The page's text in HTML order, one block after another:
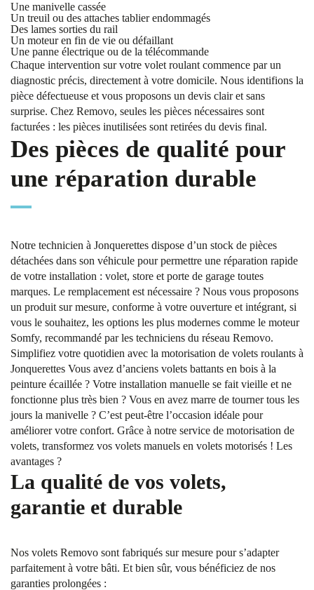
Une manivelle cassée
Un treuil ou des attaches tablier endommagés
Des lames sorties du rail
Un moteur en fin de vie ou défaillant
Une panne électrique ou de la télécommande
Chaque intervention sur votre volet roulant commence par un
diagnostic précis, directement à votre domicile. Nous identifions la
pièce défectueuse et vous proposons un devis clair et sans
surprise. Chez Removo, seules les pièces nécessaires sont
facturées : les pièces inutilisées sont retirées du devis final.
Des pièces de qualité pour
une réparation durable
Notre technicien à Jonquerettes dispose d’un stock de pièces
détachées dans son véhicule pour permettre une réparation rapide
de votre installation : volet, store et porte de garage toutes
marques. Le remplacement est nécessaire ? Nous vous proposons
un produit sur mesure, conforme à votre ouverture et intégrant, si
vous le souhaitez, les options les plus modernes comme le moteur
Somfy, recommandé par les techniciens du réseau Removo.
Simplifiez votre quotidien avec la motorisation de volets roulants à
Jonquerettes Vous avez d’anciens volets battants en bois à la
peinture écaillée ? Votre installation manuelle se fait vieille et ne
fonctionne plus très bien ? Vous en avez marre de tourner tous les
jours la manivelle ? C’est peut-être l’occasion idéale pour
améliorer votre confort. Grâce à notre service de motorisation de
volets, transformez vos volets manuels en volets motorisés ! Les
avantages ?
La qualité de vos volets,
garantie et durable
Nos volets Removo sont fabriqués sur mesure pour s’adapter
parfaitement à votre bâti. Et bien sûr, vous bénéficiez de nos
garanties prolongées :